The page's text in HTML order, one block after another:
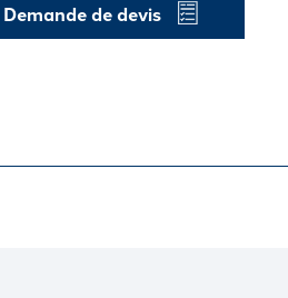
Demande de devis